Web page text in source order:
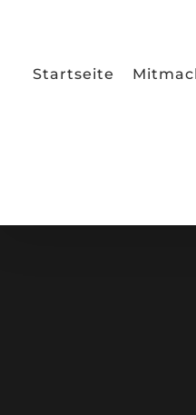
Startseite